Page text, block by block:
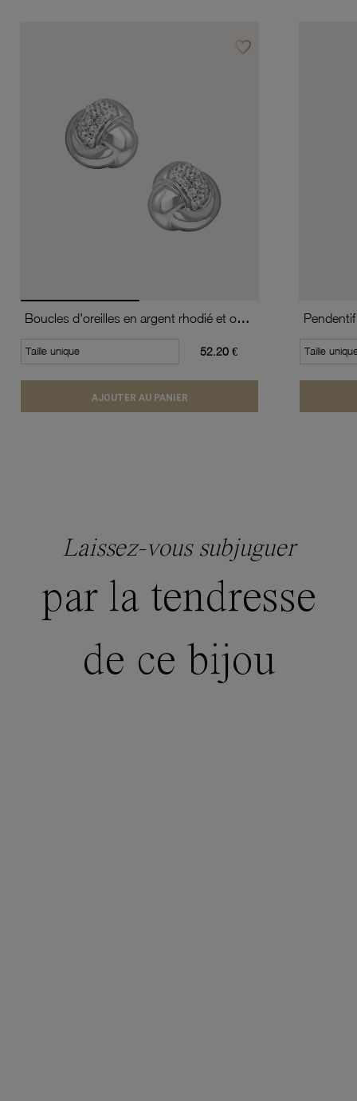
favorite_borderAjouter à vos favoris
Boucles d'oreilles en argent rhodié et oxydes de zirconium
Taille unique 52.20 €
AJOUTER AU PANIER
Taille
Laissez-vous subjuguer
par la tendresse
de ce bijou